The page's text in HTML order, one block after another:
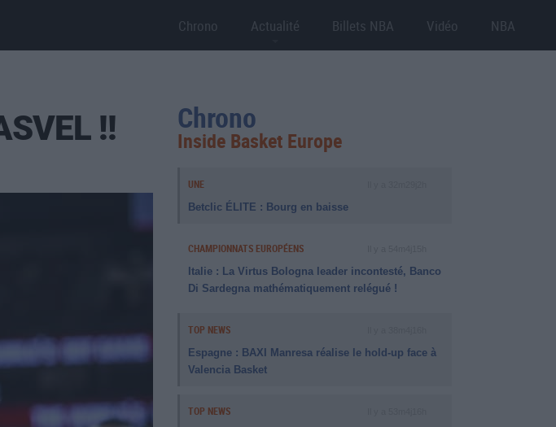
Chrono Actualité Billets NBA Vidéo NBA
!! Chrono
Inside Basket Europe
UNE
Betclic ÉLITE : Bourg en baisse
CHAMPIONNATS EUROPÉENS
Italie : La Virtus Bologna leader incontesté, Banco
Di Sardegna mathématiquement relégué !
TOP NEWS
Espagne : BAXI Manresa réalise le hold-up face à
Valencia Basket
TOP NEWS